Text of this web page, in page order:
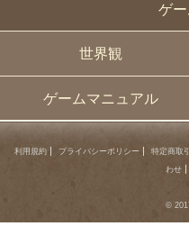
ゲ
世界観
ゲームマニュアル
利用規約 プライバシーポリシー 特定商取
わせ
©